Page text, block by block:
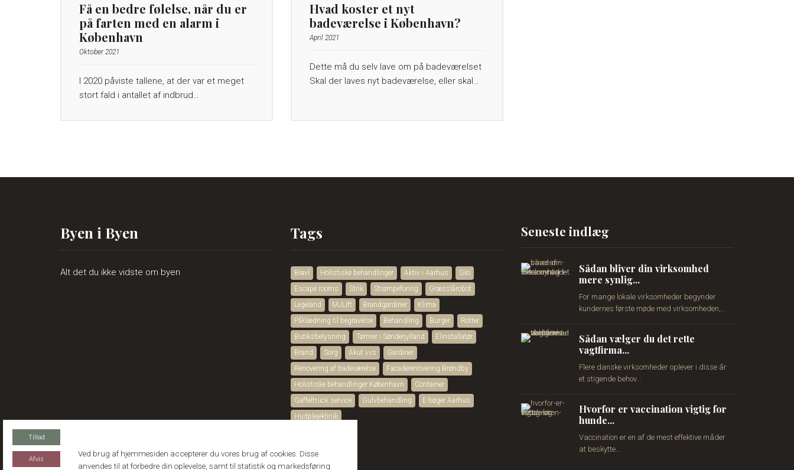
Få en bedre følelse, når du er
på farten med en alarm i
København
Oktober 2021
I 2020 påviste tallene, at der var et meget
stort fald i antallet af indbrud…
Hvad koster et nyt
badeværelse i København?
April 2021
Dette må du selv lave om på badeværelset
Skal der laves nyt badeværelse, eller skal…
Byen i Byen
Alt det du ikke vidste om byen
Tags
Biavl Holistiske behandlinger Aktiv i Aarhus
Silo
Escape rooms
Strik Strømpeforing
Græsslårobot
Legeland
MJLift Brandgardiner
Klima
Påklædning til begravelse
Behandling Burger
Rotter
Butiksbelysning
Tømrer i Sønderjylland
Elinstallatør
Brand
Sorg Akut vvs
Gardiner
Renovering af badeværelse
Facaderenovering Brøndby
Holistiske behandlinger København
Container
Gaffeltruck service
Gulvbehandling
E-bøger Aarhus
Hudplejeklinik
Seneste indlæg
Sådan bliver din virksomhed
mere synlig...
For mange lokale virksomheder begynder
kundernes første møde med virksomheden,...
Sådan vælger du det rette
vagtfirma...
Flere danske virksomheder oplever i disse år
et stigende behov...
Hvorfor er vaccination vigtig for
hunde...
Vaccination er en af de mest effektive måder
at beskytte...
Tillad
Afvis
Ved brug af hjemmesiden accepterer du vores brug af cookies. Disse
anvendes til at forbedre din oplevelse, samt til statistik og markedsføring.